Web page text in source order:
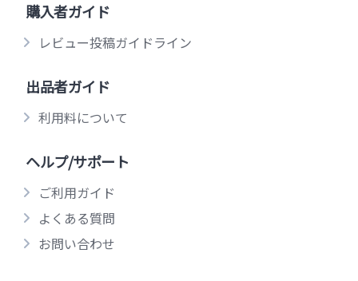
購入者ガイド
レビュー投稿ガイドライン
出品者ガイド
利用料について
ヘルプ/サポート
ご利用ガイド
よくある質問
お問い合わせ